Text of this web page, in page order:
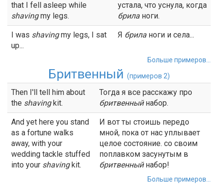
that I fell asleep while
shavingmy legs.
устала, что уснула, когда
брила ноги.
I was shavingmy legs, I sat
up...
Я брила ноги и села...
Больше примеров...
Бритвенный (примеров 2)
Then I'll tell him about
the shavingkit.
Тогда я все расскажу про
бритвенныйнабор.
And yet here you stand
as a fortune walks
away, with your
wedding tackle stuffed
into your shavingkit.
И вот ты стоишь передо
мной, пока от нас уплывает
целое состояние. со своим
поплавком засунутым в
бритвенныйнабор!
Больше примеров...